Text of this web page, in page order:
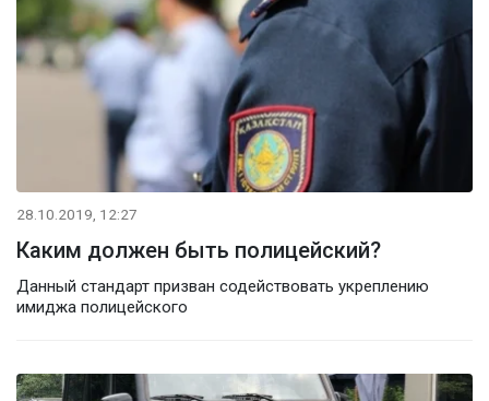
28.10.2019, 12:27
Каким должен быть полицейский?
Данный стандарт призван содействовать укреплению
имиджа полицейского